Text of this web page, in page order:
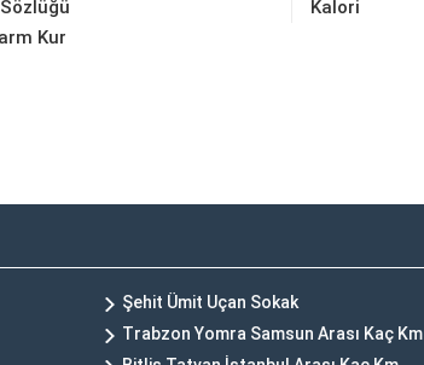
Kalori
Kur
Şehit Ümit Uçan Sokak
Trabzon Yomra Samsun Arası Kaç Km